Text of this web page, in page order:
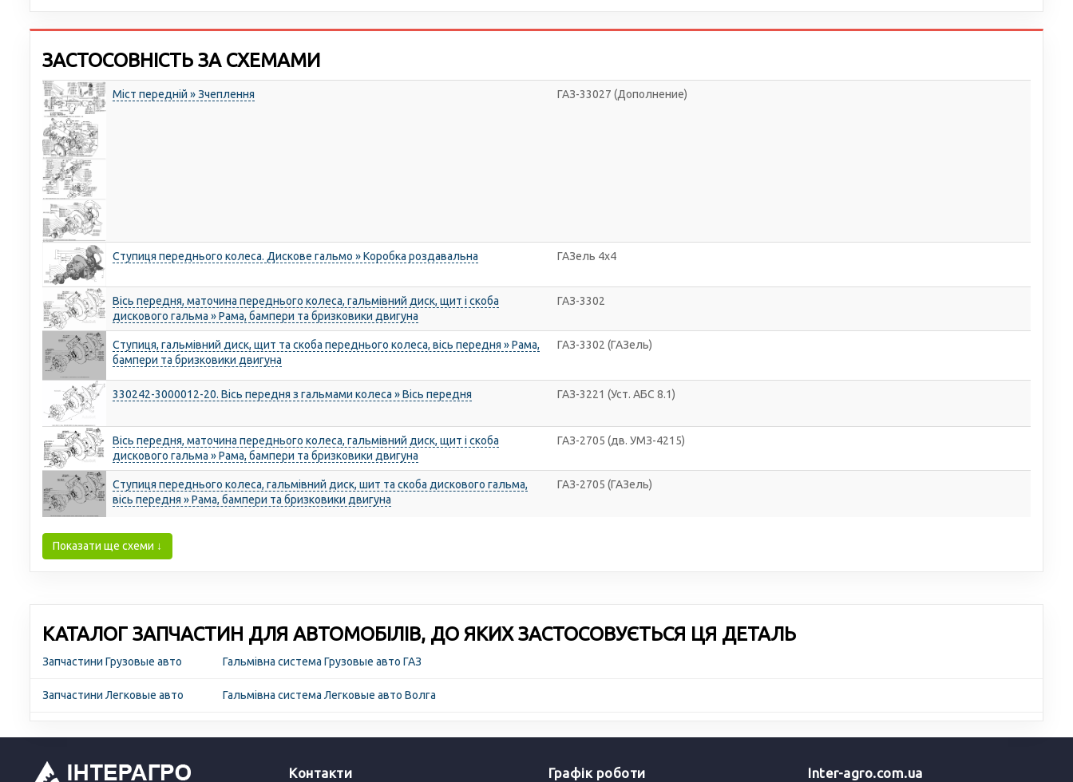
ЗАСТОСОВНІСТЬ ЗА СХЕМАМИ
Міст передній » Зчеплення ГАЗ-33027 (Дополнение)
Ступиця переднього колеса. Дискове гальмо » Коробка роздавальна ГАЗель 4х4
Вісь передня, маточина переднього колеса, гальмівний диск, щит і скоба
дискового гальма » Рама, бампери та бризковики двигуна
ГАЗ-3302
Ступиця, гальмівний диск, щит та скоба переднього колеса, вісь передня » Рама,
бампери та бризковики двигуна
ГАЗ-3302 (ГАЗель)
330242-3000012-20. Вісь передня з гальмами колеса » Вісь передня ГАЗ-3221 (Уст. АБС 8.1)
Вісь передня, маточина переднього колеса, гальмівний диск, щит і скоба
дискового гальма » Рама, бампери та бризковики двигуна
ГАЗ-2705 (дв. УМЗ-4215)
Ступиця переднього колеса, гальмівний диск, шит та скоба дискового гальма,
вісь передня » Рама, бампери та бризковики двигуна
ГАЗ-2705 (ГАЗель)
Показати ще схеми ↓
КАТАЛОГ ЗАПЧАСТИН ДЛЯ АВТОМОБІЛІВ, ДО ЯКИХ ЗАСТОСОВУЄТЬСЯ ЦЯ ДЕТАЛЬ
Запчастини Грузовые авто Гальмівна система Грузовые авто ГАЗ
Запчастини Легковые авто Гальмівна система Легковые авто Волга
Контакти Графік роботи Inter-agro.com.ua